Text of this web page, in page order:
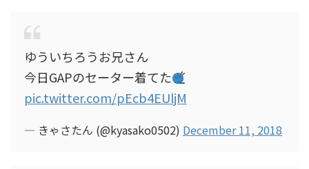
ゆういちろうお兄さん
今日GAPのセーター着てた
pic.twitter.com/pEcb4EUljM
— きゃさたん (@kyasako0502) December 11, 2018